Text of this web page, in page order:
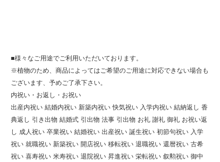
■様々なご用途でご利用いただいております。
※植物のため、商品によってはご希望のご用途に対応できない場合も
ございます、予めご了承下さい。
内祝い・お返し・お祝い
出産内祝い 結婚内祝い 新築内祝い 快気祝い 入学内祝い 結納返し 香
典返し 引き出物 結婚式 引出物 法事 引出物 お礼 謝礼 御礼 お祝い返
し 成人祝い 卒業祝い 結婚祝い 出産祝い 誕生祝い 初節句祝い 入学
祝い 就職祝い 新築祝い 開店祝い 移転祝い 退職祝い 還暦祝い 古希
祝い 喜寿祝い 米寿祝い 退院祝い 昇進祝い 栄転祝い 叙勲祝い 御中